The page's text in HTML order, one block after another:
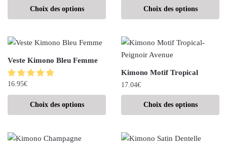
Choix des options Choix des options
Veste Kimono Bleu Femme
16.95€
Choix des options
Kimono Motif Tropical
17.04€
Choix des options